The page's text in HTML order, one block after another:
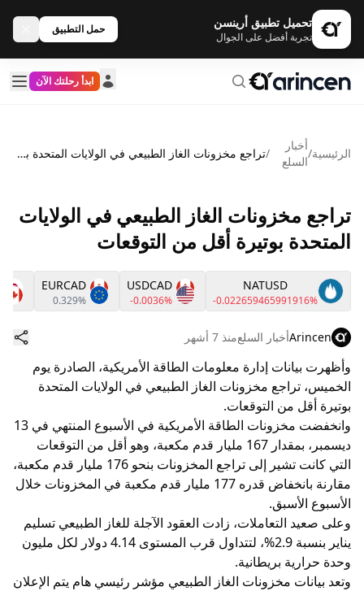
تحميل تطبيق أرينسن
تجربة أفضل على الجوال
حمل التطبيق
ابدأ رحلتك الآن
الرئيسية/
أخبار
السلع
/ تراجع مخزونات الغاز الطبيعي في الولايات المتحدة بوتيرة أقل من التوقعات
تراجع مخزونات الغاز الطبيعي في الولايات
المتحدة بوتيرة أقل من التوقعات
NATUSD
-0.022659465991916%
USDCAD
-0.0036%
EURCAD
0.329%
Arincenأخبار السلعمنذ 7 أشهر
وأظهرت بيانات إدارة معلومات الطاقة الأمريكية، الصادرة يوم
الخميس، تراجع مخزونات الغاز الطبيعي في الولايات المتحدة
بوتيرة أقل من التوقعات.
وانخفضت مخزونات الطاقة الأمريكية في الأسبوع المنتهي في 13
ديسمبر، بمقدار 167 مليار قدم مكعبة، وهو أقل من التوقعات
التي كانت تشير إلى تراجع المخزونات بنحو 176 مليار قدم مكعبة،
مقارنة بانخفاض قدره 177 مليار قدم مكعبة في المخزونات خلال
الأسبوع الأسبق.
وعلى صعيد التعاملات، زادت العقود الآجلة للغاز الطبيعي تسليم
يناير بنسبة 2.9%، لتتداول قرب المستوى 4.14 دولار لكل مليون
وحدة حرارية بريطانية.
وتعد بيانات مخزونات الغاز الطبيعي مؤشر رئيسي هام يتم الإعلان